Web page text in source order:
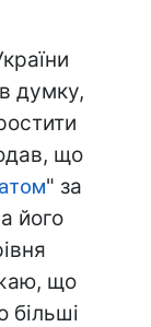
думку,
що
" за
його
що
більші